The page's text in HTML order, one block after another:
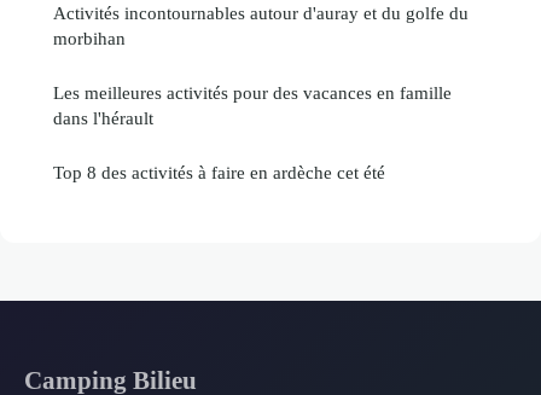
Activités incontournables autour d'auray et du golfe du
morbihan
Les meilleures activités pour des vacances en famille
dans l'hérault
Top 8 des activités à faire en ardèche cet été
Camping Bilieu